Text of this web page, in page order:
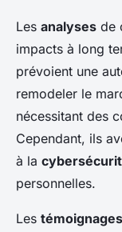
Les analyses de
impacts à long
prévoient une
remodeler le
nécessitant des
Cependant, ils
à la
personnelles.
Les témoignages